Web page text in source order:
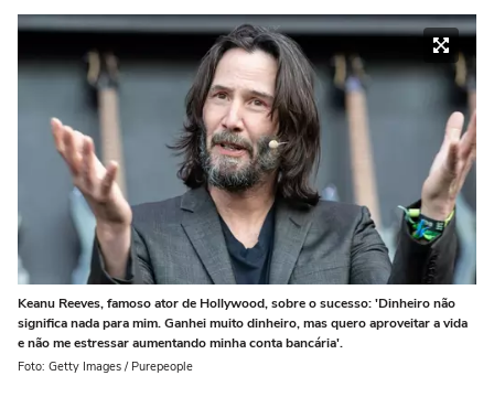
Keanu Reeves, famoso ator de Hollywood, sobre o sucesso: 'Dinheiro não
significa nada para mim. Ganhei muito dinheiro, mas quero aproveitar a vida
e não me estressar aumentando minha conta bancária'.
Foto: Getty Images / Purepeople